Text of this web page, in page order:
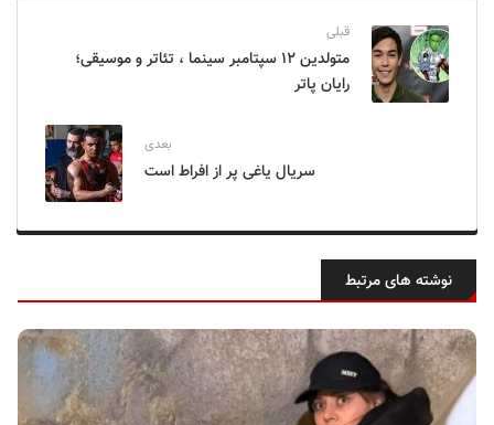
قبلی
متولدین ۱۲ سپتامبر سینما ، تئاتر و موسیقی؛
رایان پاتر
بعدی
سریال یاغی پر از افراط است
نوشته های مرتبط